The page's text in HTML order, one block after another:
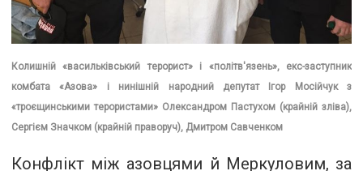
Колишній «васильківський терорист» і «політв'язень», екс-заступник
комбата «Азова» і нинішній народний депутат Ігор Мосійчук з
«троєщинськими терористами» Олександром Пастухом (крайній зліва),
Сергієм Значком (крайній праворуч), Дмитром Савченком
Конфлікт між азовцями й Меркуловим, за